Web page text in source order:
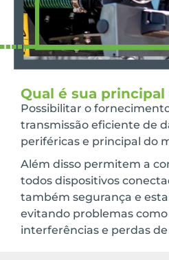
Qual é sua principal
Possibilitar o
transmissão eficiente de
periféricas e principal do
Além disso permitem a
todos dispositivos
também segurança e
evitando problemas
interferências e perdas de